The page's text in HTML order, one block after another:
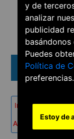
y de
analizar
publicidad
Puedes
Política de
preferencias.
Estoy de
Menú
Inicio →
Avaya 5610SW